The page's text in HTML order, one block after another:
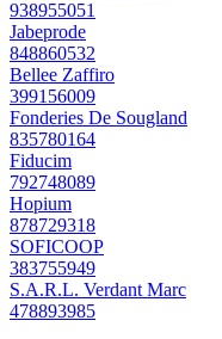
938955051
Jabeprode
848860532
Bellee Zaffiro
399156009
Fonderies De Sougland
835780164
Fiducim
792748089
Hopium
878729318
SOFICOOP
383755949
S.A.R.L. Verdant Marc
478893985